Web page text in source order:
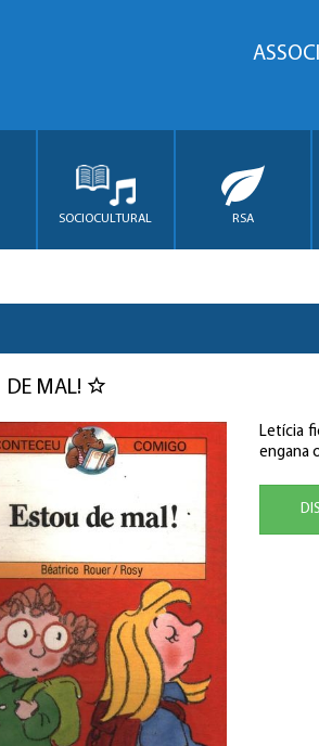
SOCIOCULTURAL RSA
DE MAL!
Letícia
engana